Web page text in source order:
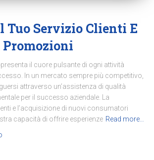
Servizio Clienti E
Promozioni
il cuore pulsante di ogni attività
In un mercato sempre più competitivo,
attraverso un’assistenza di qualità
per il successo aziendale. La
e l’acquisizione di nuovi consumatori
capacità di offrire esperienze Read more…